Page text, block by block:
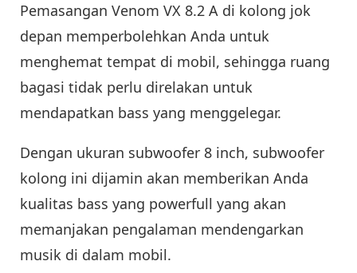
Pemasangan Venom VX 8.2 A di kolong jok
depan memperbolehkan Anda untuk
menghemat tempat di mobil, sehingga ruang
bagasi tidak perlu direlakan untuk
mendapatkan bass yang menggelegar.
Dengan ukuran subwoofer 8 inch, subwoofer
kolong ini dijamin akan memberikan Anda
kualitas bass yang powerfull yang akan
memanjakan pengalaman mendengarkan
musik di dalam mobil.